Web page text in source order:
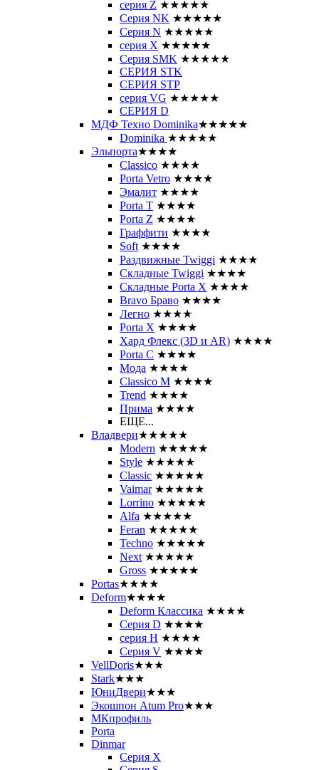
серия Z ★★★★★
Серия NK ★★★★★
Серия N ★★★★★
серия X ★★★★★
Серия SMK ★★★★★
СЕРИЯ STK
СЕРИЯ STP
серия VG ★★★★★
СЕРИЯ D
МДФ Техно Dominika★★★★★
Dominika ★★★★★
Эльпорта★★★★
Classico ★★★★
Porta Vetro ★★★★
Эмалит ★★★★
Porta T ★★★★
Porta Z ★★★★
Граффити ★★★★
Soft ★★★★
Раздвижные Twiggi ★★★★
Складные Twiggi ★★★★
Складные Porta X ★★★★
Bravo Браво ★★★★
Легно ★★★★
Porta X ★★★★
Хард Флекс (3D и AR) ★★★★
Porta C ★★★★
Мода ★★★★
Classico M ★★★★
Trend ★★★★
Прима ★★★★
ЕЩЕ...
Владвери★★★★★
Modern ★★★★★
Style ★★★★★
Classic ★★★★★
Vaimar ★★★★★
Lorrino ★★★★★
Alfa ★★★★★
Feran ★★★★★
Techno ★★★★★
Next ★★★★★
Gross ★★★★★
Portas★★★★
Deform★★★★
Deform Классика ★★★★
Серия D ★★★★
серия H ★★★★
Серия V ★★★★
VellDoris★★★
Stark★★★
ЮниДвери★★★
Экошпон Atum Pro★★★
МКпрофиль
Porta
Dinmar
Серия X